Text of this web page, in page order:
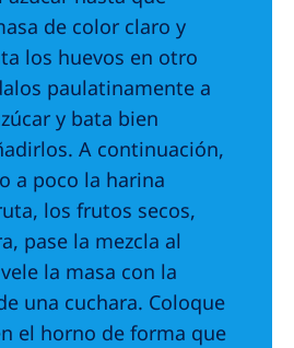
de color claro y
los huevos en otro
paulatinamente a
y bata bien
A continuación,
a poco la harina
los frutos secos,
pase la mezcla al
la masa con la
una cuchara. Coloque
el horno de forma que